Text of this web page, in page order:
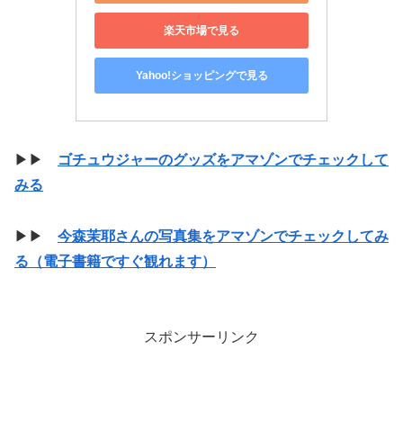
楽天市場で見る
Yahoo!ショッピングで見る
▶▶
ゴチュウジャーのグッズをアマゾンでチェックして
みる
▶▶ 今森茉耶さんの写真集をアマゾンでチェックしてみ
る（電子書籍ですぐ観れます）
スポンサーリンク